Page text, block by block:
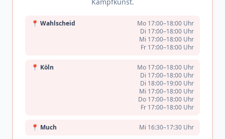
📍 Wahlscheid
Mo 17:00–18:00 Uhr
Di 17:00–18:00 Uhr
Mi 17:00–18:00 Uhr
Fr 17:00–18:00 Uhr
📍 Köln
Mo 17:00–18:00 Uhr
Di 17:00–18:00 Uhr
Di 18:00–19:00 Uhr
Mi 17:00–18:00 Uhr
Do 17:00–18:00 Uhr
Fr 17:00–18:00 Uhr
📍 Much Mi 16:30–17:30 Uhr